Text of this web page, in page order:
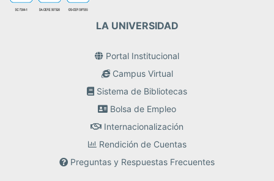
LA UNIVERSIDAD
Portal Institucional
Campus Virtual
Sistema de Bibliotecas
Bolsa de Empleo
Internacionalización
Rendición de Cuentas
Preguntas y Respuestas Frecuentes